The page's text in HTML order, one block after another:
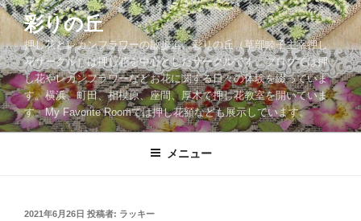
コ
ン
テ
ン
ツ
へ
ス
彩りの丘
押し花とレカンフラワーの散歩道。彩りの丘（草部睦子主宰押し
花サークル）は押し花を中心としたサークルです。ブログでは押
し花やレカンフラワーなどお花に関する日々の体験を綴っていま
す。横浜、町田、相模原、座間、厚木で押し花教室を開いていま
す。My Favorite Roomでは押し花額なども展示しています。
メニュー
投
2021年6月26日 投稿者: ラッキー